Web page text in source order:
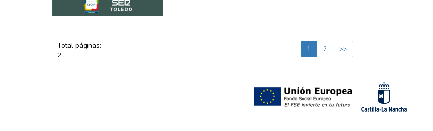
Total páginas:
2
1 2 >>